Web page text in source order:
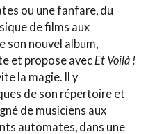
ou une fanfare, du
de films aux
nouvel album,
et propose avec Et Voilà !
la magie. Il y
de son répertoire et
de musiciens aux
automates, dans une